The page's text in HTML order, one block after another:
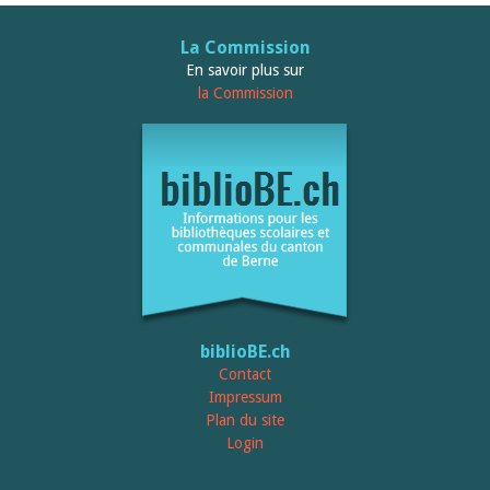
La Commission
En savoir plus sur
la Commission
biblioBE.ch
Contact
Impressum
Plan du site
Login